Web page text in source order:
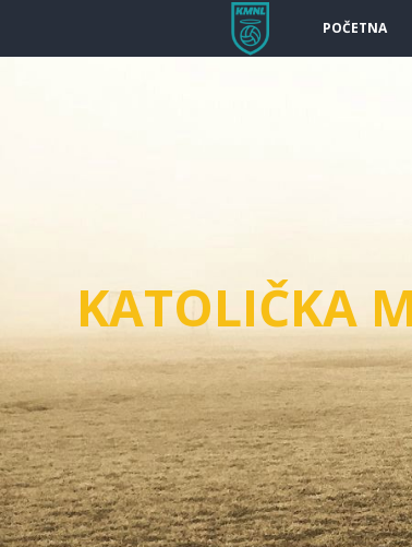
POČETNA
KATOLIČKA